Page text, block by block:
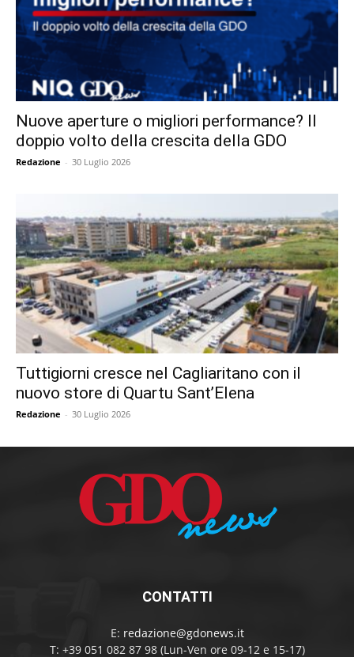
Nuove aperture o migliori performance? Il
doppio volto della crescita della GDO
Redazione - 30 Luglio 2026
Tuttigiorni cresce nel Cagliaritano con il
nuovo store di Quartu Sant’Elena
Redazione - 30 Luglio 2026
CONTATTI
E: redazione@gdonews.it
T: +39 051 082 87 98 (Lun-Ven ore 09-12 e 15-17)